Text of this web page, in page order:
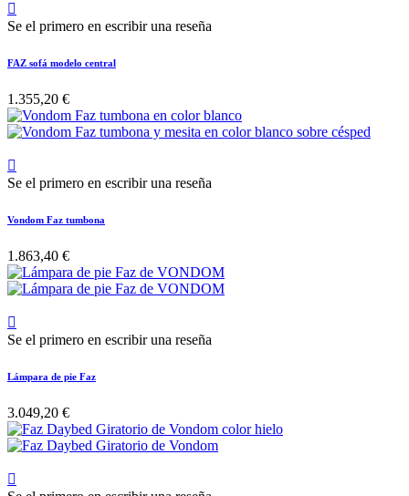

Se el primero en escribir una reseña
FAZ sofá modelo central
1.355,20 €

Se el primero en escribir una reseña
Vondom Faz tumbona
1.863,40 €

Se el primero en escribir una reseña
Lámpara de pie Faz
3.049,20 €
